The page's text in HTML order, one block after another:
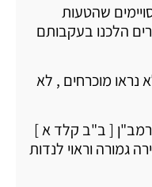
שהטעות
הלכנו בעקבותם
נראו מוכרחים , לא
הרמב"ן [ ב"ב קלד א ]
גמורה וראוי לנדות